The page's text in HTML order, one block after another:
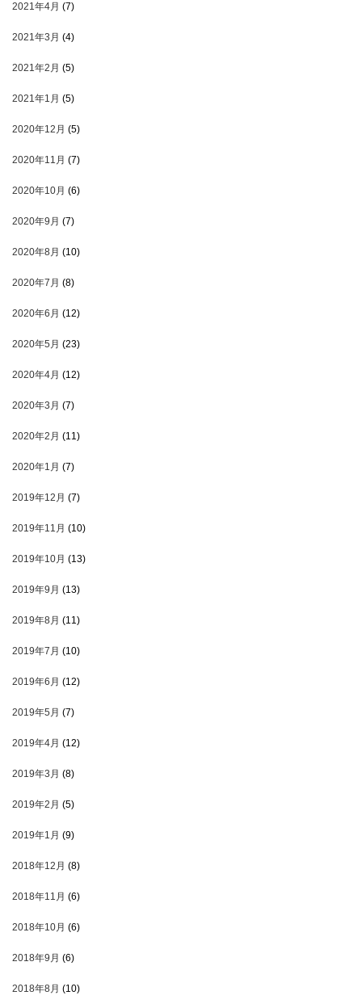
2021年4月 (7)
2021年3月 (4)
2021年2月 (5)
2021年1月 (5)
2020年12月 (5)
2020年11月 (7)
2020年10月 (6)
2020年9月 (7)
2020年8月 (10)
2020年7月 (8)
2020年6月 (12)
2020年5月 (23)
2020年4月 (12)
2020年3月 (7)
2020年2月 (11)
2020年1月 (7)
2019年12月 (7)
2019年11月 (10)
2019年10月 (13)
2019年9月 (13)
2019年8月 (11)
2019年7月 (10)
2019年6月 (12)
2019年5月 (7)
2019年4月 (12)
2019年3月 (8)
2019年2月 (5)
2019年1月 (9)
2018年12月 (8)
2018年11月 (6)
2018年10月 (6)
2018年9月 (6)
2018年8月 (10)